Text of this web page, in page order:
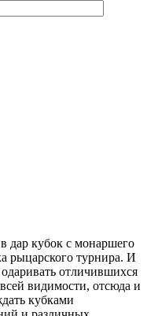
дар кубок с монаршего
рыцарского турнира. И
отличившихся
видимости, отсюда и
кубками